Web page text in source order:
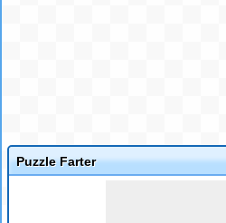
Puzzle Farter